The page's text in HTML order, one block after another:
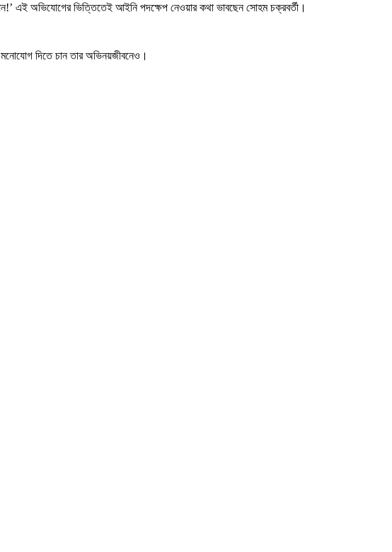
এই অভিযোগের ভিত্তিতেই আইনি পদক্ষেপ নেওয়ার কথা ভাবছেন সোহম চক্রবর্তী।
মনোযোগ দিতে চান তার অভিনয়জীবনেও।